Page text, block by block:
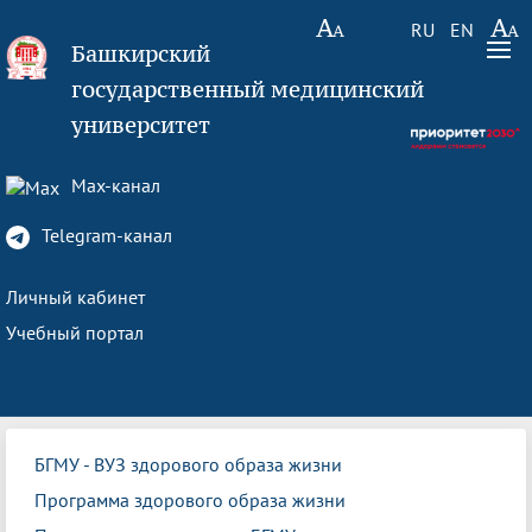
RU EN
Башкирский
государственный медицинский
университет
Max-канал
Telegram-канал
Личный кабинет
Учебный портал
БГМУ - ВУЗ здорового образа жизни
Программа здорового образа жизни